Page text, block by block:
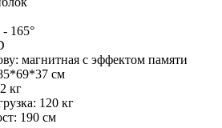
165°
магнитная с эффектом памяти
см
кг
120 кг
190 см